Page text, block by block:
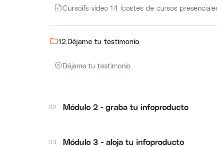
Cursoifs video 14 (costes de cursos
12.Déjame tu testimonio
Déjame tu testimonio
02 Módulo 2 - graba tu infoproducto
03 Módulo 3 - aloja tu infoproducto